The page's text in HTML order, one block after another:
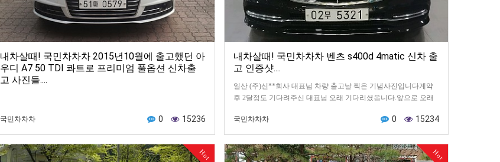
내차살때! 국민차차차 2015년10월에 출고했던 아
우디 A7 50 TDI 콰트로 프리미엄 풀옵션 신차출
고 사진들....
국민차차차 0 15236
내차살때! 국민차차차 벤츠 s400d 4matic 신차 출
고 인증샷....
일산 (주)신**회사 대표님 차량 출고날 찍은 기념사진입니다계약
후 2달정도 기다려주신 대표님 오래 기다리셨읍니다.앞으로 오래
국민차차차
0 15234
Hot Hot